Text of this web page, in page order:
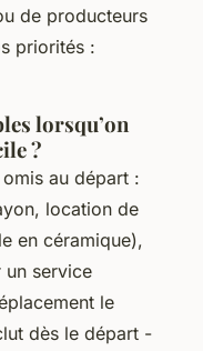
de producteurs
priorités :
lorsqu’on
?
au départ :
location de
en céramique),
un service
le
dès le départ -